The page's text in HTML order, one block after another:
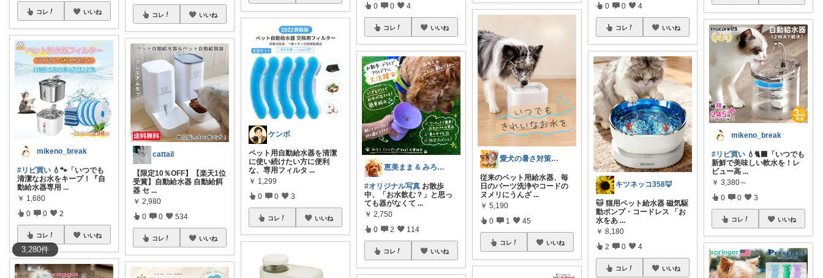
3,280件
コレ いいね
mikeno_break
#リピ買い 💧🐾「いつでも
清潔なお水をキープ！『自
動給水器専用 ...
￥ 1,680
0 0 2
コレ いいね
コレ いいね
cattail
【限定10％OFF】【楽天1位
受賞】自動給水器 自動給餌
器 セ ...
￥ 2,980
0 0 534
コレ いいね
ケンボ
ペット用自動給水器を清潔
に使い続けたい方に便利
な、専用フィルタ ...
￥ 1,299
0 0 3
コレ いいね
0 0 4
コレ いいね
恵美まま & みろく🐶 らいふ🏠
#オリジナル写真 お散歩
中、「お水飲む？」と思っ
ても器がなくて ...
￥ 2,750
0 2 114
コレ いいね
愛犬の暑さ対策・健康管理｜徹底比較の部屋
従来のペット用給水器、毎
日のパーツ洗浄やコードの
ヌメリにうんざ ...
￥ 5,190
0 1 45
コレ いいね
0 0 4
コレ いいね
キツネッコ358🦊
🐱 猫用ペット給水器 磁気駆
動ポンプ・コードレス 「お
水をあ ...
￥ 8,180
2 0 4
コレ いいね
mikeno_break
#リピ買い 💧🐈‍⬛「いつでも
新鮮で美味しい軟水を！レ
ビュー高 ...
￥ 3,380～
0 0 3
コレ いいね